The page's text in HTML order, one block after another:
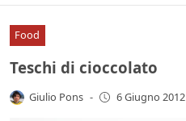
Food
Teschi di cioccolato
Giulio Pons - 6 Giugno 2012